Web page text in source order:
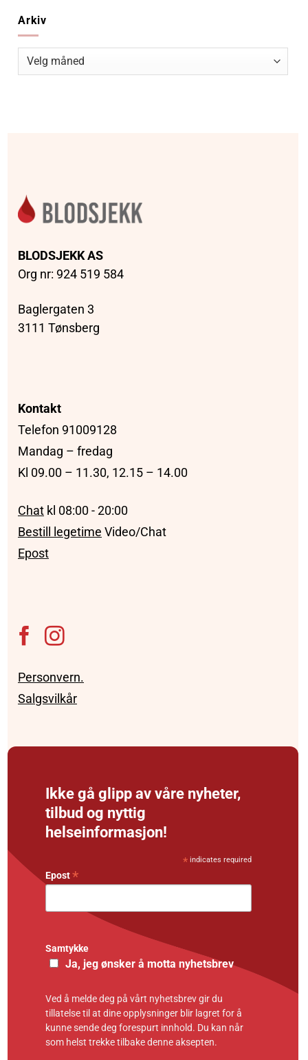
Arkiv
BLODSJEKK AS
Org nr: 924 519 584
Baglergaten 3
3111 Tønsberg
Kontakt
Telefon 91009128
Mandag – fredag
Kl 09.00 – 11.30, 12.15 – 14.00
Chat kl 08:00 - 20:00
Bestill legetime Video/Chat
Epost
Personvern.
Salgsvilkår
Ikke gå glipp av våre nyheter,
tilbud og nyttig
helseinformasjon!
* indicates required
Epost*
Samtykke
Ja, jeg ønsker å motta nyhetsbrev
Ved å melde deg på vårt nyhetsbrev gir du
tillatelse til at dine opplysninger blir lagret for å
kunne sende deg forespurt innhold. Du kan når
som helst trekke tilbake denne aksepten.